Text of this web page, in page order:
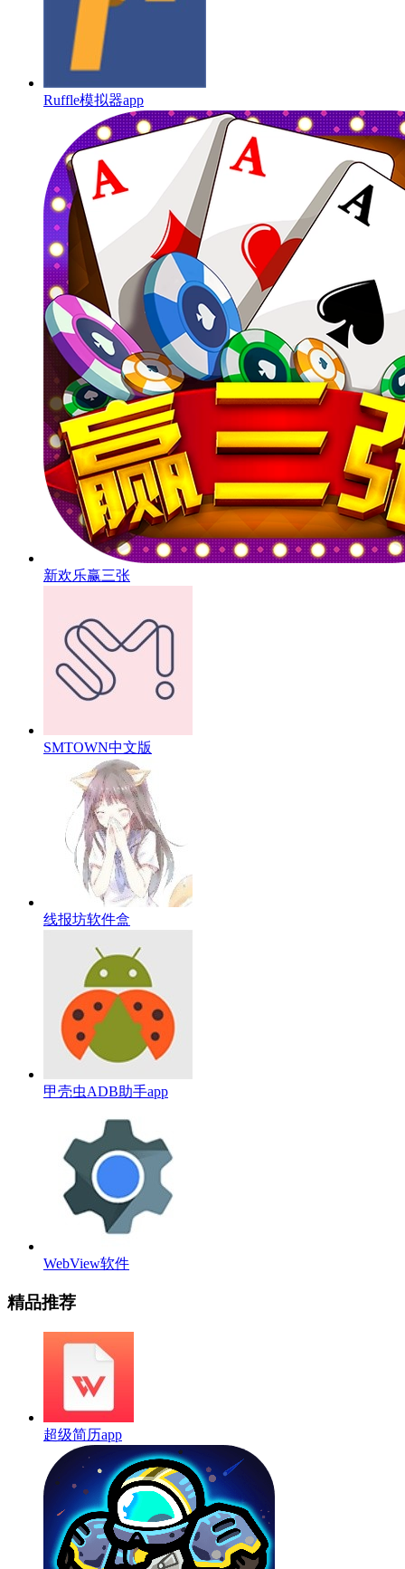
Ruffle模拟器app
新欢乐赢三张
SMTOWN中文版
线报坊软件盒
甲壳虫ADB助手app
WebView软件
精品推荐
超级简历app